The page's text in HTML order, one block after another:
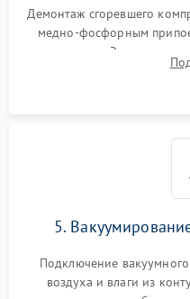
Демонтаж сгоревшего
медно-фосфорным
осушителя. Замена
сломанных заслонок или
5.
Подключение
воздуха и влаги из